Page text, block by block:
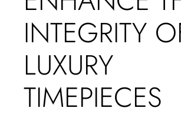
INTEGRITY
LUXURY
TIMEPIECES